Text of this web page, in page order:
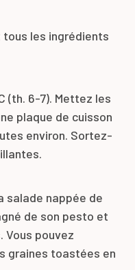
tous les ingrédients
(th. 6-7). Mettez les
plaque de cuisson
environ. Sortez-
salade nappée de
de son pesto et
Vous pouvez
graines toastées en